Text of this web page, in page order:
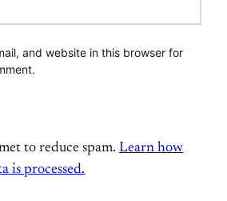
and website in this browser for
to reduce spam. Learn how
is processed.